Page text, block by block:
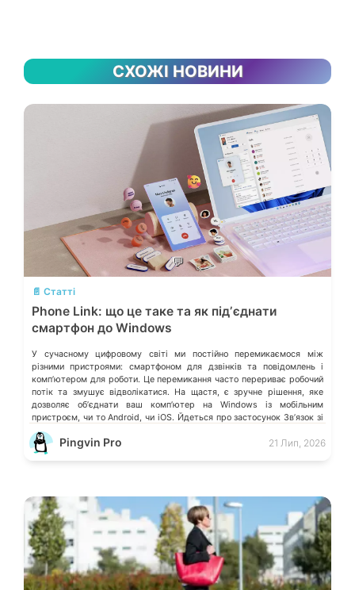
СХОЖІ НОВИНИ
💬
📄 Статті
Phone Link: що це таке та як підʼєднати
смартфон до Windows
У сучасному цифровому світі ми постійно перемикаємося між
різними пристроями: смартфоном для дзвінків та повідомлень і
компʼютером для роботи. Це перемикання часто перериває робочий
потік та змушує відволікатися. На щастя, є зручне рішення, яке
дозволяє обʼєднати ваш компʼютер на Windows із мобільним
пристроєм, чи то Android, чи iOS. Йдеться про застосунок Звʼязок зі
смартфоном (Phone Link) від Microsoft, що перетворює ваш ПК на
своєрідний «міст» до функцій смартфона.
Pingvin Pro 21 Лип, 2026